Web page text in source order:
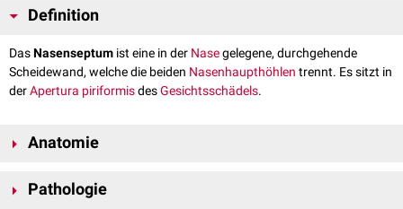
Definition
DasNasenseptum ist eine in der Nasegelegene, durchgehende
Scheidewand, welche die beiden Nasenhaupthöhlen trennt. Es sitzt in
derApertura piriformisdesGesichtsschädels.
Anatomie
vorderen,knorpeligen
Pathologie